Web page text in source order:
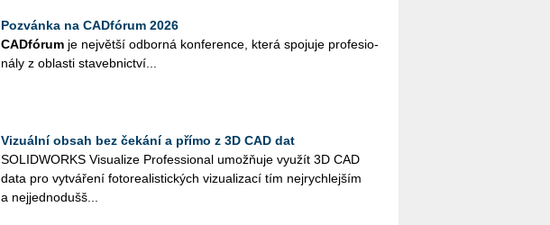
Pozvánka na CADfórum 2026
CAD­fó­rum je nej­vět­ší od­bor­ná kon­fe­ren­ce, která spo­ju­je pro­fe­si­o­
ná­ly z ob­las­ti sta­veb­nic­tví...
Vizuální obsah bez čekání a přímo z 3D CAD dat
SO­LID­WORKS Vi­su­a­li­ze Pro­fes­si­o­nal umož­ňuje vy­u­žít 3D CAD
data pro vy­tvá­ře­ní fo­to­re­a­lis­tic­kých vi­zu­a­li­za­cí tím nej­rych­lej­ším
a nej­jed­no­duš­š...